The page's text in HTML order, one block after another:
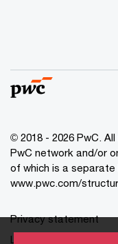
© 2018 - 2026 PwC.
PwC network and/or
of which is a
www.pwc.com/
Privacy statement
Legal disclaimer